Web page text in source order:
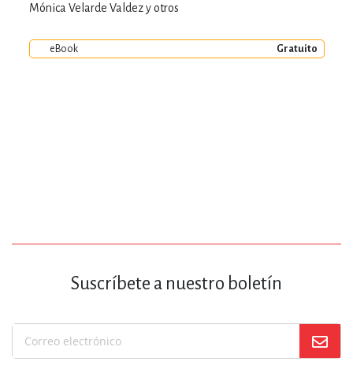
Mónica Velarde Valdez y otros
eBook Gratuito
Suscríbete a nuestro boletín
Suscríbase
a